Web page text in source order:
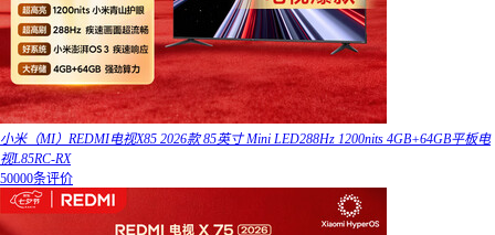
小米（MI）REDMI电视X85 2026款 85英寸 Mini LED288Hz 1200nits 4GB+64GB平板电
视L85RC-RX
50000条评价